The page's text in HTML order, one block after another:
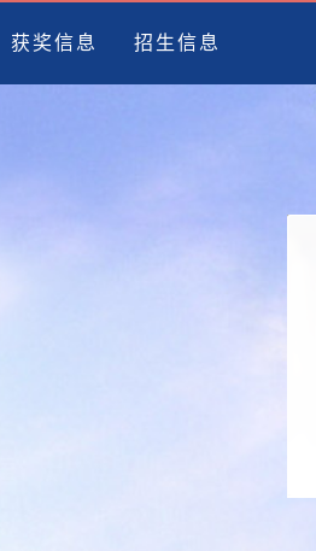
获奖信息 招生信息